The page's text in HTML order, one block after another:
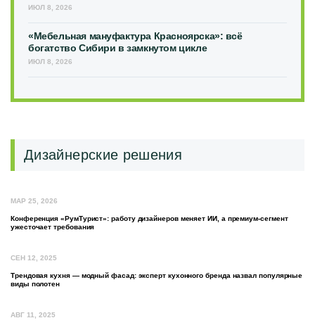
ИЮЛ 8, 2026
«Мебельная мануфактура Красноярска»: всё
богатство Сибири в замкнутом цикле
ИЮЛ 8, 2026
Дизайнерские решения
МАР 25, 2026
Конференция «РумТурист»: работу дизайнеров меняет ИИ, а премиум-сегмент
ужесточает требования
СЕН 12, 2025
Трендовая кухня — модный фасад: эксперт кухонного бренда назвал популярные
виды полотен
АВГ 11, 2025